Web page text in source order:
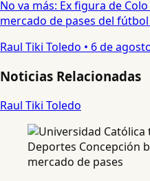
No va más: Ex figura de
mercado de pases del
Raul Tiki Toledo • 6 de
Noticias Relacionadas
Raul Tiki Toledo